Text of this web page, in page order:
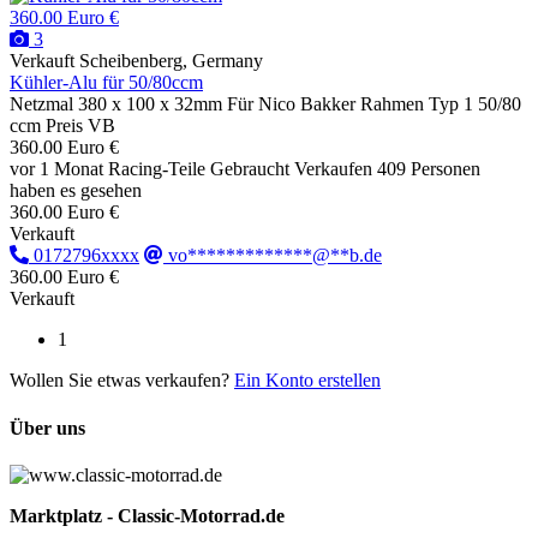
360.00 Euro €
3
Verkauft Scheibenberg, Germany
Kühler-Alu für 50/80ccm
Netzmal 380 x 100 x 32mm Für Nico Bakker Rahmen Typ 1 50/80
ccm Preis VB
360.00 Euro €
vor 1 Monat Racing-Teile Gebraucht Verkaufen 409 Personen
haben es gesehen
360.00 Euro €
Verkauft
0172796xxxx
vo*************@**b.de
360.00 Euro €
Verkauft
1
Wollen Sie etwas verkaufen? Ein Konto erstellen
Über uns
Marktplatz - Classic-Motorrad.de